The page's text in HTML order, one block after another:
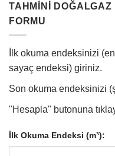
TAHMINI
FORMU
İlk okuma endeksinizi
sayaç endeksi) giriniz.
Son okuma endeksinizi
"Hesapla" butonuna
İlk Okuma Endeksi (m³):